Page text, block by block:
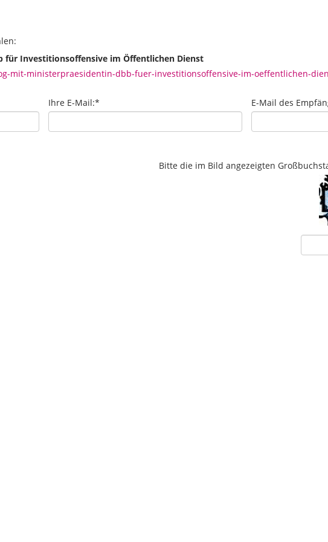
für Investitionsoffensive im Öffentlichen Dienst
mit-ministerpraesidentin-dbb-fuer-investitionsoffensive-im-oeffentlichen-
Ihre E-Mail:* E-Mail des
Bitte die im Bild angezeigten